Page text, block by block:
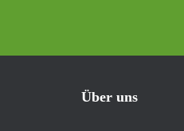
Über uns